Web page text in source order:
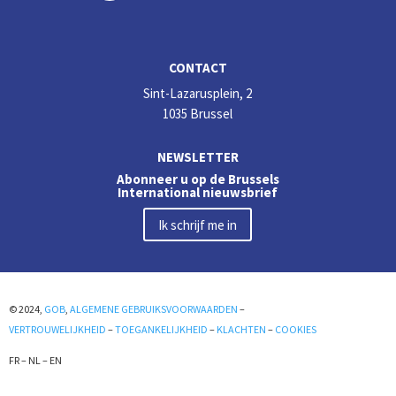
CONTACT
Sint-Lazarusplein, 2
1035 Brussel
NEWSLETTER
Abonneer u op de Brussels
International nieuwsbrief
Ik schrijf me in
© 2024, GOB ALGEMENE GEBRUIKSVOORWAARDEN –
VERTROUWELIJKHEID –TOEGANKELIJKHEID – KLACHTEN – COOKIES
FR– NL – EN